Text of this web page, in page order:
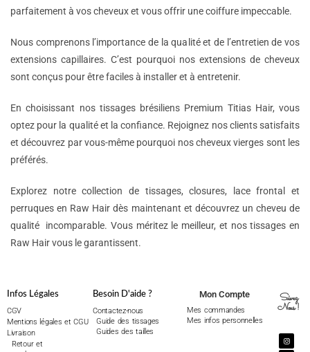
parfaitement à vos cheveux et vous offrir une coiffure impeccable.
Nous comprenons l’importance de la qualité et de l’entretien de vos
extensions capillaires. C’est pourquoi nos extensions de cheveux
sont conçus pour être faciles à installer et à entretenir.
En choisissant nos tissages brésiliens Premium Titias Hair, vous
optez pour la qualité et la confiance. Rejoignez nos clients satisfaits
et découvrez par vous-même pourquoi nos cheveux vierges sont les
préférés.
Explorez notre collection de tissages, closures, lace frontal et
perruques en Raw Hair dès maintenant et découvrez un cheveu de
qualité incomparable. Vous méritez le meilleur, et nos tissages en
Raw Hair vous le garantissent.
Infos Légales
CGV
Mentions légales et CGU
Livraison
Retour et
Besoin D'aide ?
Contactez-nous
Guide des tissages
Guides des tailles
Mon Compte
Mes commandes
Mes infos personnelles
Suivez
Nous !